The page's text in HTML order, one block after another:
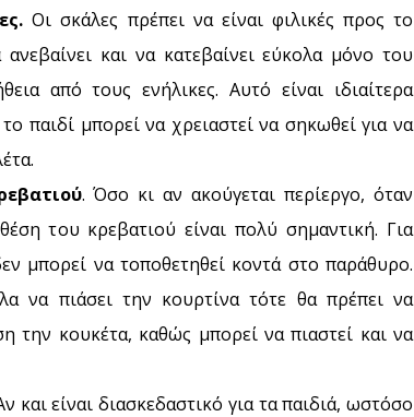
Οι σκάλες πρέπει να είναι φιλικές προς το
και να κατεβαίνει εύκολα μόνο του
από τους ενήλικες. Αυτό είναι ιδιαίτερα
παιδί μπορεί να χρειαστεί να σηκωθεί για να
. Όσο κι αν ακούγεται περίεργο, όταν
του κρεβατιού είναι πολύ σημαντική. Για
μπορεί να τοποθετηθεί κοντά στο παράθυρο.
να πιάσει την κουρτίνα τότε θα πρέπει να
την κουκέτα, καθώς μπορεί να πιαστεί και να
και είναι διασκεδαστικό για τα παιδιά, ωστόσο